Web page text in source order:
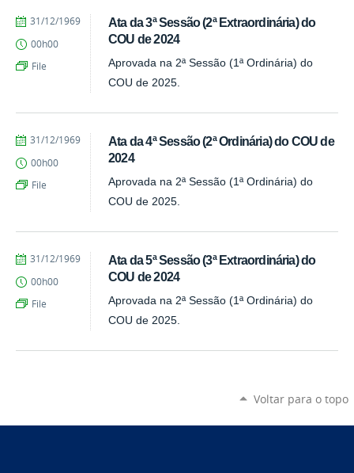
Ata da 3ª Sessão (2ª Extraordinária) do
COU de 2024
Aprovada na 2ª Sessão (1ª Ordinária) do
COU de 2025.
by
Ribeiro
de
Published
31/12/1969
00h00
File
Ata da 4ª Sessão (2ª Ordinária) do COU de
2024
Aprovada na 2ª Sessão (1ª Ordinária) do
COU de 2025.
by
Ribeiro
de
Published
31/12/1969
00h00
File
Ata da 5ª Sessão (3ª Extraordinária) do
COU de 2024
Aprovada na 2ª Sessão (1ª Ordinária) do
COU de 2025.
by
Ribeiro
de
Published
31/12/1969
00h00
File
Voltar para o topo